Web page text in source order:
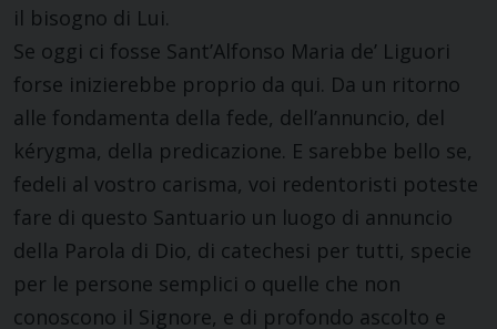
il bisogno di Lui.
Se oggi ci fosse Sant’Alfonso Maria de’ Liguori
forse inizierebbe proprio da qui. Da un ritorno
alle fondamenta della fede, dell’annuncio, del
kérygma, della predicazione. E sarebbe bello se,
fedeli al vostro carisma, voi redentoristi poteste
fare di questo Santuario un luogo di annuncio
della Parola di Dio, di catechesi per tutti, specie
per le persone semplici o quelle che non
conoscono il Signore, e di profondo ascolto e